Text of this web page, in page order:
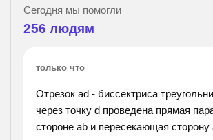
Сегодня мы помогли
256 людям
только что
Отрезок ad - биссектриса
через точку d проведена прямая
стороне ab и пересекающая сторону